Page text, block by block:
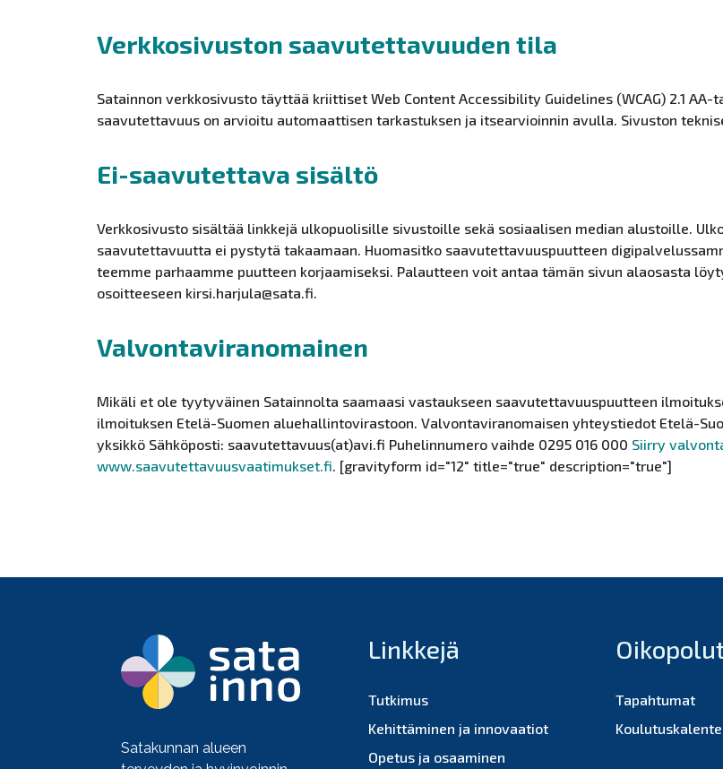
Verkkosivuston saavutettavuuden tila
Satainnon verkkosivusto täyttää kriittiset Web Content Accessibility Guidelines (WCAG) 2.1
saavutettavuus on arvioitu automaattisen tarkastuksen ja itsearvioinnin avulla. Sivuston
Ei-saavutettava sisältö
Verkkosivusto sisältää linkkejä ulkopuolisille sivustoille sekä sosiaalisen median alustoille.
saavutettavuutta ei pystytä takaamaan. Huomasitko saavutettavuuspuutteen
teemme parhaamme puutteen korjaamiseksi. Palautteen voit antaa tämän sivun alaosasta
osoitteeseen kirsi.harjula@sata.fi.
Valvontaviranomainen
Mikäli et ole tyytyväinen Satainnolta saamaasi vastaukseen saavutettavuuspuutteen
ilmoituksen Etelä-Suomen aluehallintovirastoon. Valvontaviranomaisen yhteystiedot Etelä-
yksikkö Sähköposti: saavutettavuus(at)avi.fi Puhelinnumero vaihde 0295 016 000 Siirry
www.saavutettavuusvaatimukset.fi. [gravityform id="12" title="true" description="true"]
Satakunnan alueen
Linkkejä
Tutkimus
Kehittäminen ja innovaatiot
Opetus ja osaaminen
Tapahtumat